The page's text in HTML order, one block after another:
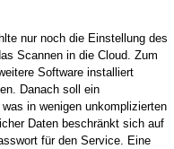
nur noch die Einstellung des
Scannen in die Cloud. Zum
Software installiert
Danach soll ein
in wenigen unkomplizierten
Daten beschränkt sich auf
für den Service. Eine